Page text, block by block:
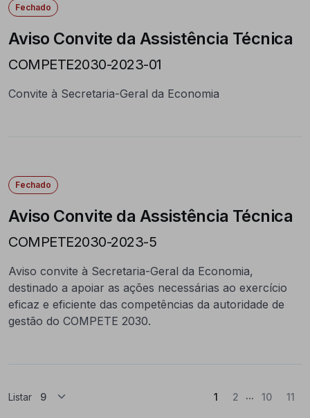
Fechado
Aviso Convite da Assistência Técnica
COMPETE2030-2023-01
Convite à Secretaria-Geral da Economia
Fechado
Aviso Convite da Assistência Técnica
COMPETE2030-2023-5
Aviso convite à Secretaria-Geral da Economia,
destinado a apoiar as ações necessárias ao exercício
eficaz e eficiente das competências da autoridade de
gestão do COMPETE 2030.
Listar 1 (Atual)
2 ... 10 11